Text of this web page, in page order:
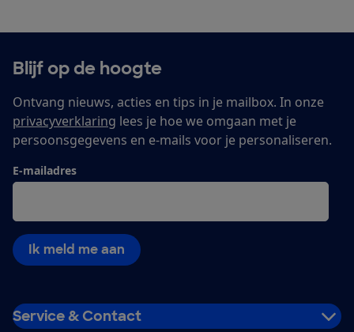
Blijf op de hoogte
Ontvang nieuws, acties en tips in je mailbox. In onze
privacyverklaring lees je hoe we omgaan met je
persoonsgegevens en e-mails voor je personaliseren.
E-mailadres
Ik meld me aan
Service & Contact